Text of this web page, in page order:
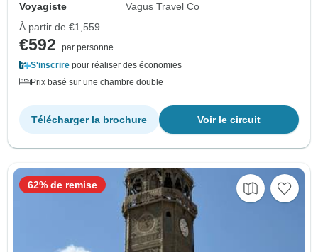
Voyagiste
Vagus Travel Co
À partir de €1,559
€592
par personne
S'inscrire pour réaliser des économies
Prix basé sur une chambre double
Voir le circuit
Télécharger la brochure
62% de remise